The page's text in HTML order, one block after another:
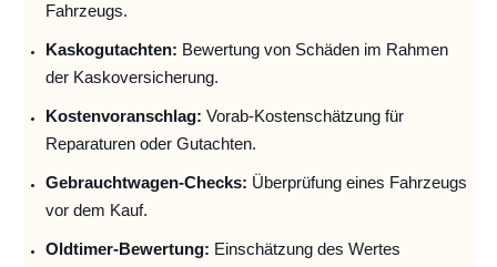
Fahrzeugs.
Kaskogutachten: Bewertung von Schäden im Rahmen
der Kaskoversicherung.
Kostenvoranschlag: Vorab-Kostenschätzung für
Reparaturen oder Gutachten.
Gebrauchtwagen-Checks: Überprüfung eines Fahrzeugs
vor dem Kauf.
Oldtimer-Bewertung: Einschätzung des Wertes